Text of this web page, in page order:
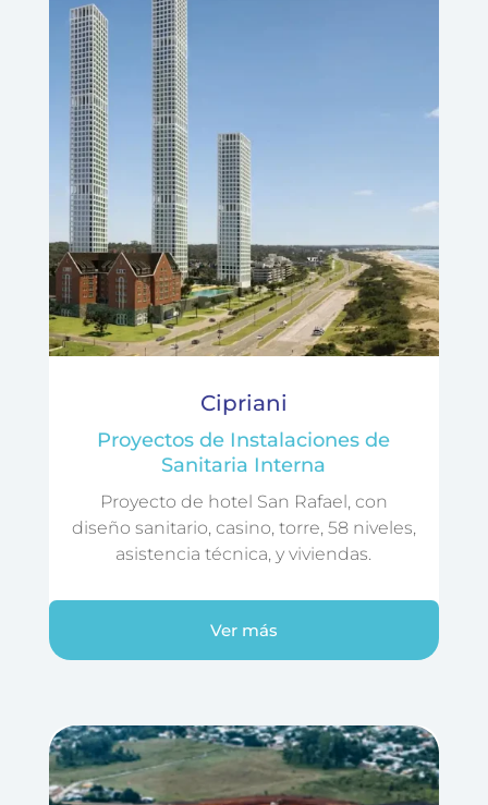
Cipriani
Proyectos de Instalaciones de
Sanitaria Interna
Proyecto de hotel San Rafael, con
diseño sanitario, casino, torre, 58 niveles,
asistencia técnica, y viviendas.
Ver más